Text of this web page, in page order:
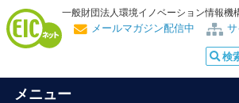
一般財団法人環境イノベーション情報機
メールマガジン配信中
メニュー